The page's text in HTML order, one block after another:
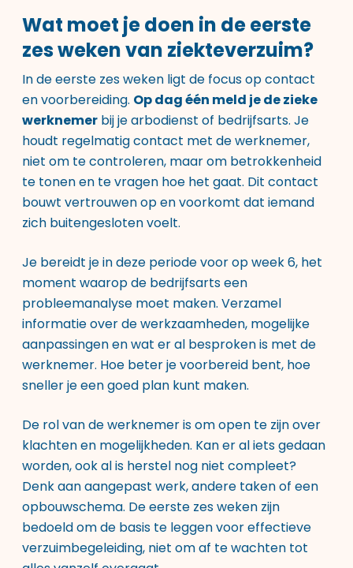
Wat moet je doen in de eerste
zes weken van ziekteverzuim?
In de eerste zes weken ligt de focus op contact
en voorbereiding. Op dag één meld je de zieke
werknemer bij je arbodienst of bedrijfsarts. Je
houdt regelmatig contact met de werknemer,
niet om te controleren, maar om betrokkenheid
te tonen en te vragen hoe het gaat. Dit contact
bouwt vertrouwen op en voorkomt dat iemand
zich buitengesloten voelt.
Je bereidt je in deze periode voor op week 6, het
moment waarop de bedrijfsarts een
probleemanalyse moet maken. Verzamel
informatie over de werkzaamheden, mogelijke
aanpassingen en wat er al besproken is met de
werknemer. Hoe beter je voorbereid bent, hoe
sneller je een goed plan kunt maken.
De rol van de werknemer is om open te zijn over
klachten en mogelijkheden. Kan er al iets gedaan
worden, ook al is herstel nog niet compleet?
Denk aan aangepast werk, andere taken of een
opbouwschema. De eerste zes weken zijn
bedoeld om de basis te leggen voor effectieve
verzuimbegeleiding, niet om af te wachten tot